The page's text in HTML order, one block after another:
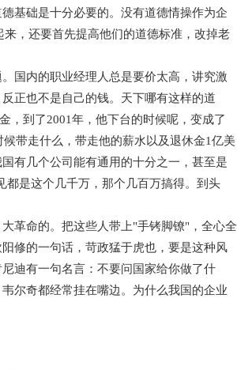
基础是十分必要的。没有道德情操作为企
，还要首先提高他们的道德标准，改掉老
国内的职业经理人总是要价太高，讲究激
正也不是自己的钱。天下哪有这样的道
，到了2001年，他下台的时候呢，变成了
带走什么，带走他的薪水以及退休金1亿美
有几个公司能有通用的十分之一，甚至是
是这个几千万，那个几百万搞得。到头
革命的。把这些人带上"手铐脚镣"，全心全
修的一句话，苛政猛于虎也，要是这种风
迪有一句名言：不要问国家给你做了什
尔奇都经常挂在嘴边。为什么我国的企业